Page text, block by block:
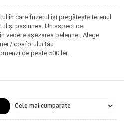
în care frizerul își pregătește terenul
și pasiunea. Un aspect ce
vedere așezarea pelerinei. Alege
/ coaforului tău.
de peste 500 lei.